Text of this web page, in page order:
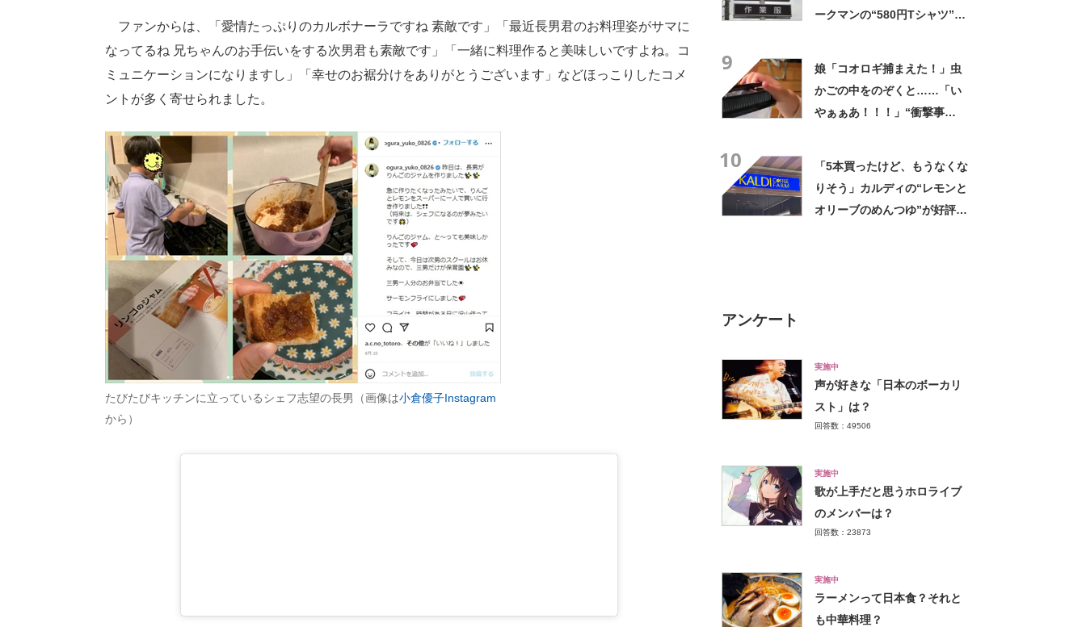
ファンからは、「愛情たっぷりのカルボナーラですね 素敵です」「最近長男君のお料理姿がサマに
なってるね 兄ちゃんのお手伝いをする次男君も素敵です」「一緒に料理作ると美味しいですよね。コ
ミュニケーションになりますし」「幸せのお裾分けをありがとうございます」などほっこりしたコメ
ントが多く寄せられました。
たびたびキッチンに立っているシェフ志望の長男（画像は小倉優子Instagram
から）
ークマンの“580円Tシャツ”が
9
娘「コオロギ捕まえた！」虫
かごの中をのぞくと……「い
やぁぁあ！！！」“衝撃事
10
「5本買ったけど、もうなくな
りそう」カルディの“レモンと
オリーブのめんつゆ”が好評
アンケート
実施中
声が好きな「日本のボーカリ
スト」は？
回答数：49506
実施中
歌が上手だと思うホロライブ
のメンバーは？
回答数：23873
実施中
ラーメンって日本食？それと
も中華料理？